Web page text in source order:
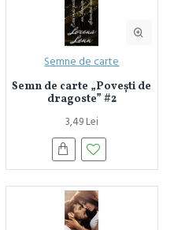
Semne de carte
Semn de carte „Povești de
dragoste” #2
3,49 Lei